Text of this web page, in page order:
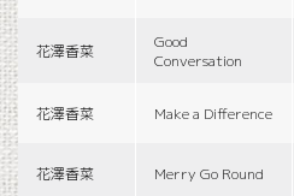
花澤香菜
Good
Conversation
花澤香菜 Make a Difference
花澤香菜 Merry Go Round